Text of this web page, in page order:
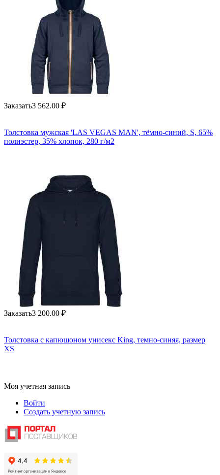
Заказать3 562.00 ₽
Толстовка мужская 'LAS VEGAS MAN', тёмно-синий, S, 65%
полиэстер, 35% хлопок, 280 г/м2
Заказать3 200.00 ₽
Толстовка с капюшоном унисекс King, темно-синяя, размер
XS
Моя учетная запись
Войти
Создать учетную запись